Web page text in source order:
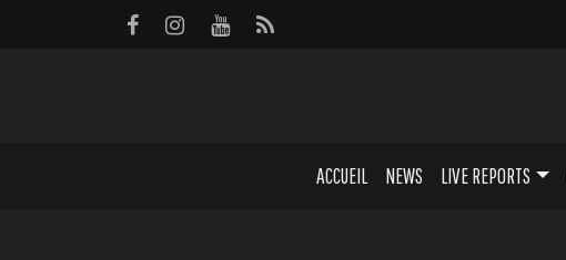
ACCUEIL NEWS LIVE REPORTS
Panneau de gestion des cookies